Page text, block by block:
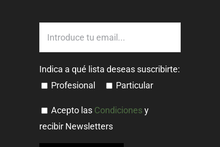
Indica a qué lista deseas suscribirte:
Profesional
Particular
Acepto las Condicionesy
recibir Newsletters